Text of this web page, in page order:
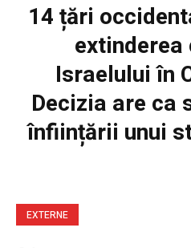
14 țări
Israelului în
Decizia are ca
înființării unui
EXTERNE